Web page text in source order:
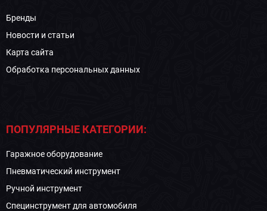
Бренды
Новости и статьи
Карта сайта
Обработка персональных данных
ПОПУЛЯРНЫЕ КАТЕГОРИИ:
Гаражное оборудование
Пневматический инструмент
Ручной инструмент
Специнструмент для автомобиля